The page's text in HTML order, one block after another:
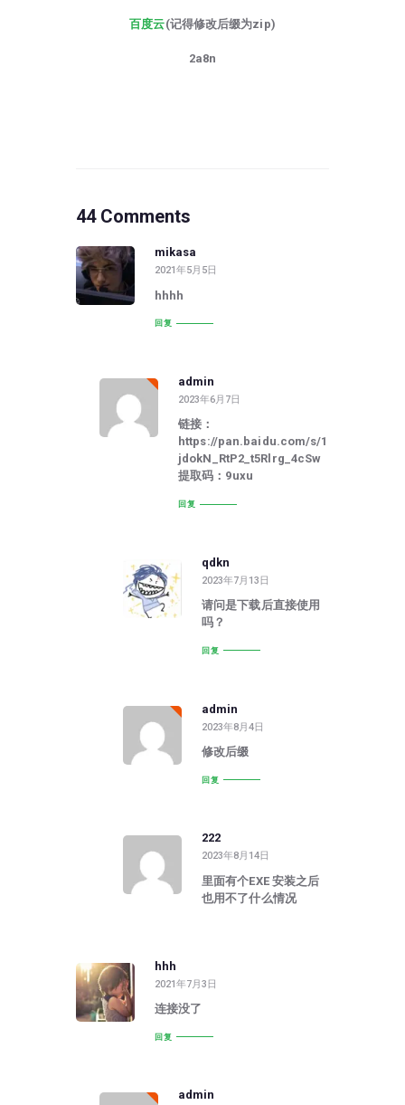
百度云(记得修改后缀为zip)
2a8n
44 Comments
mikasa
2021年5月5日
hhhh
回复
admin
2023年6月7日
链接：
https://pan.baidu.com/s/1
jdokN_RtP2_t5Rlrg_4cSw
提取码：9uxu
回复
qdkn
2023年7月13日
请问是下载后直接使用
吗？
回复
admin
2023年8月4日
修改后缀
回复
222
2023年8月14日
里面有个EXE 安装之后
也用不了什么情况
hhh
2021年7月3日
连接没了
回复
admin